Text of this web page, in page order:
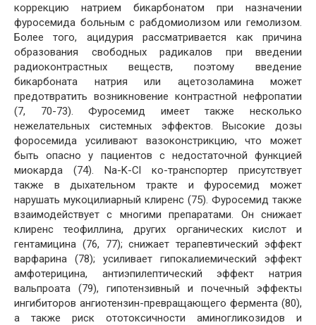
коррекцию натрием бикарбонатом при назначении
фуросемида больным с рабдомиолизом или гемолизом.
Более того, ацидурия рассматривается как причина
образования свободных радикалов при введении
радиоконтрастных веществ, поэтому введение
бикарбоната натрия или ацетозоламина может
предотвратить возникновение контрастной нефропатии
(7, 70-73). Фуросемид имеет также несколько
нежелательных системных эффектов. Высокие дозы
форосемида усиливают вазоконстрикцию, что может
быть опасно у пациентов с недостаточной функцией
миокарда (74). Na-K-Cl ко-транспортер присутствует
также в дыхательном тракте и фуросемид может
нарушать мукоцилиарный клиренс (75). Фуросемид также
взаимодействует с многими препаратами. Он снижает
клиренс теофиллина, других органических кислот и
гентамицина (76, 77); снижает терапевтический эффект
варфарина (78); усиливает гипокалиемический эффект
амфотерицина, антиэпилептический эффект натрия
вальпроата (79), гипотензивный и почечный эффекты
ингибиторов ангиотензин-превращающего фермента (80),
а также риск ототоксичности аминогликозидов и